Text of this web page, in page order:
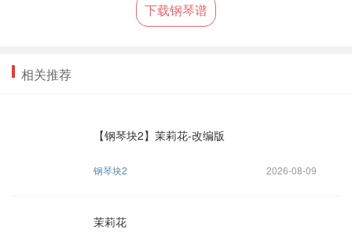
下载钢琴谱
相关推荐
【钢琴块2】茉莉花-改编版
钢琴块2 2026-08-09
茉莉花